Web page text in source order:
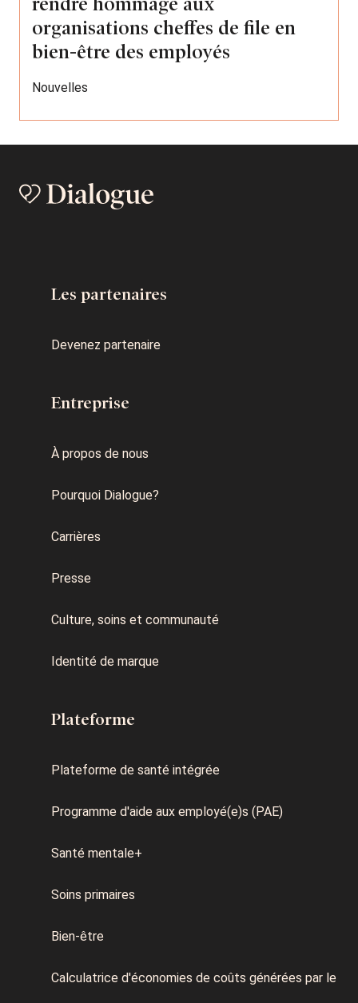
organisations cheffes de file en
bien-être des employés
Nouvelles
Les partenaires
Devenez partenaire
Entreprise
À propos de nous
Pourquoi Dialogue?
Carrières
Presse
Culture, soins et communauté
Identité de marque
Plateforme
Plateforme de santé intégrée
Programme d'aide aux employé(e)s (PAE)
Santé mentale+
Soins primaires
Bien-être
Calculatrice d'économies de coûts générées par le